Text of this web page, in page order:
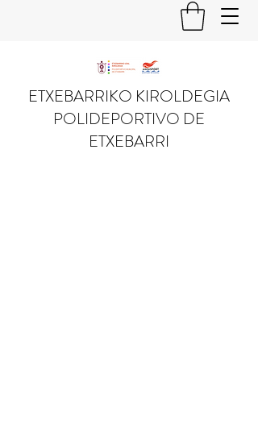
ETXEBARRIKO KIROLDEGIA
POLIDEPORTIVO DE
ETXEBARRI